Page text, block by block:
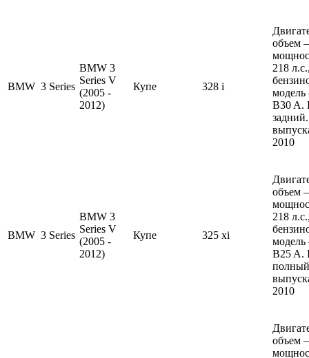
BMW 3 Series
BMW 3
Series V
(2005 -
2012)
Купе 328 i
объем
218
B30 A.
2010
BMW 3 Series
BMW 3
Series V
(2005 -
2012)
Купе 325 xi
объем
218
B25 A.
2010
объем